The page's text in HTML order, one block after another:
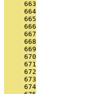
     663
     664
     665
     666
     667
     668
     669
     670
     671
     672
     673
     674